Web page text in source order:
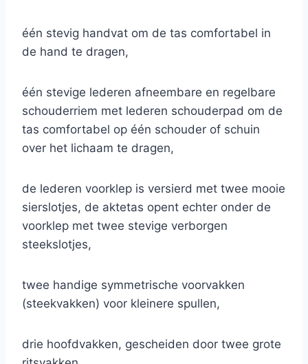
één stevig handvat om de tas comfortabel in
de hand te dragen,
één stevige lederen afneembare en regelbare
schouderriem met lederen schouderpad om de
tas comfortabel op één schouder of schuin
over het lichaam te dragen,
de lederen voorklep is versierd met twee mooie
sierslotjes, de aktetas opent echter onder de
voorklep met twee stevige verborgen
steekslotjes,
twee handige symmetrische voorvakken
(steekvakken) voor kleinere spullen,
drie hoofdvakken, gescheiden door twee grote